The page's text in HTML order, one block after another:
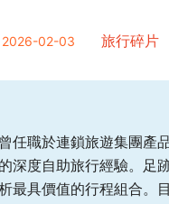
2026-02-03 旅行碎片
任職於連鎖旅遊集團產
深度自助旅行經驗。足
最具價值的行程組合。